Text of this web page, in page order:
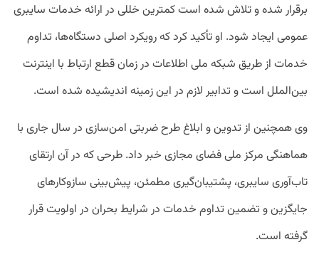
برقرار شده و تلاش شده است کمترین خللی در ارائه خدمات سایبری
عمومی ایجاد شود. او تأکید کرد که رویکرد اصلی دستگاه‌ها، تداوم
خدمات از طریق شبکه ملی اطلاعات در زمان قطع ارتباط با اینترنت
بین‌الملل است و تدابیر لازم در این زمینه اندیشیده شده است.
وی همچنین از تدوین و ابلاغ طرح ضربتی امن‌سازی در سال جاری با
هماهنگی مرکز ملی فضای مجازی خبر داد. طرحی که در آن ارتقای
تاب‌آوری سایبری، پشتیبان‌گیری مطمئن، پیش‌بینی سازوکارهای
جایگزین و تضمین تداوم خدمات در شرایط بحران در اولویت قرار
گرفته است.